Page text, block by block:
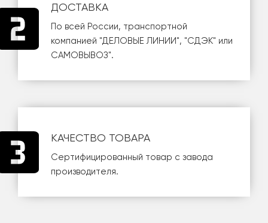
ДОСТАВКА
По всей России, транспортной
компанией "ДЕЛОВЫЕ ЛИНИИ", "СДЭК" или
САМОВЫВОЗ".
КАЧЕСТВО ТОВАРА
Сертифицированный товар с завода
производителя.